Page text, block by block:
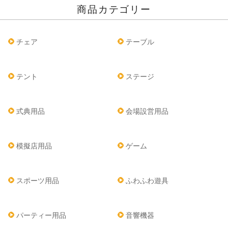
商品カテゴリー
チェア テーブル
テント ステージ
式典用品 会場設営用品
模擬店用品 ゲーム
スポーツ用品 ふわふわ遊具
パーティー用品 音響機器